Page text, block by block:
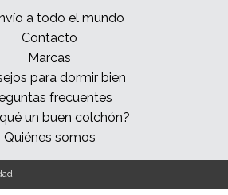
a todo el mundo
Contacto
Marcas
para dormir bien
frecuentes
un buen colchón?
Quiénes somos